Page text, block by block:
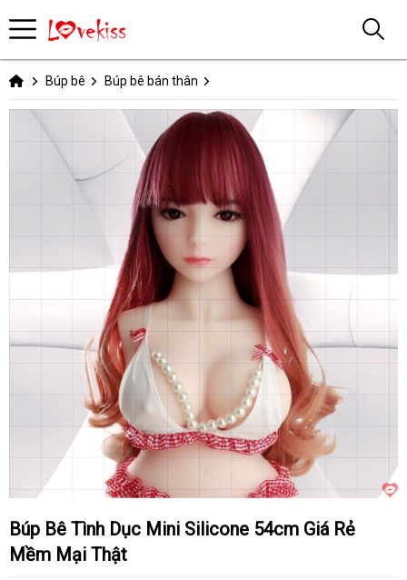
Búp bê Búp bê bán thân
Búp Bê Tình Dục Mini Silicone 54cm Giá Rẻ
Mềm Mại Thật